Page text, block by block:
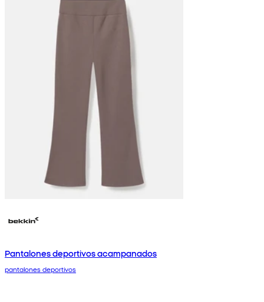
Pantalones deportivos acampanados
pantalones deportivos